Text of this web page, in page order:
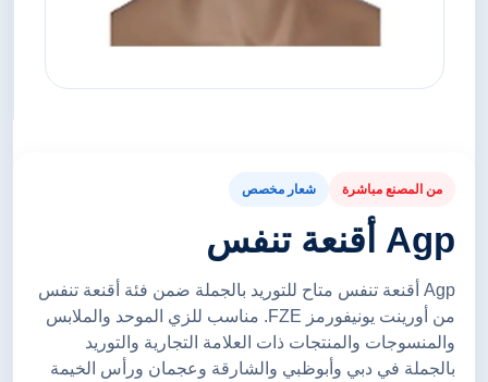
من المصنع مباشرة شعار مخصص
Agp أقنعة تنفس
Agp أقنعة تنفس متاح للتوريد بالجملة ضمن فئة أقنعة تنفس
من أورينت يونيفورمز FZE. مناسب للزي الموحد والملابس
والمنسوجات والمنتجات ذات العلامة التجارية والتوريد
بالجملة في دبي وأبوظبي والشارقة وعجمان ورأس الخيمة